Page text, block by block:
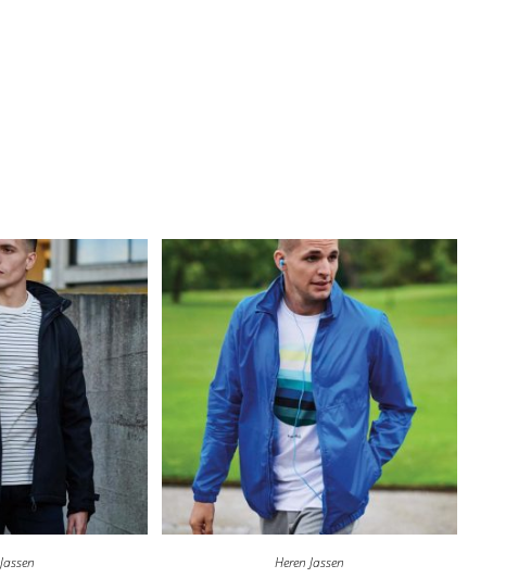
Heren Jassen